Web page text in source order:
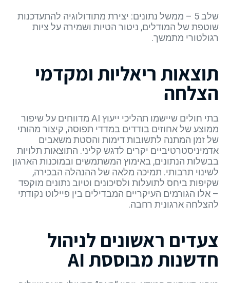
שלב 5 – ממשל נתונים: יצירת מתודולוגיה להתעדכנות
שוטפת של המודלים, ניטור הטיות ושמירה על ציות
רגולטורי מתמשך.
תוצאות ריאליות ומקדמי
הצלחה
בתי חולים שיישמו תהליכי ייעוץ AI מדווחים על שיפור
ממוצע של אחוזים בודדים במדדי תפוסה, קיצור מהותי
של זמן המתנה לתשובות דימות והסטת משאבים
אדמיניסטרטיביים יקרים לדגש קליני. התוצאות תלויות
בבשלות הנתונים, באימוץ המשתמשים ובמוכנות הארגון
לשינוי תרבותי. תמיכה מלאה של ההנהלה הבכירה,
שקיפות ביחס לתועלות ולסיכונים וטיוב נתונים מוקפד
– אלו הגורמים העיקריים המבדילים בין פיילוט נקודתי
להצלחה ארגונית רחבה.
צעדים ראשונים לניהול
חדשנות מבוססת AI